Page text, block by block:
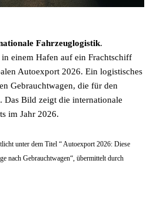
Fahrzeuglogistik.
in einem Hafen auf ein Frachtschiff
Autoexport 2026. Ein logistisches
Gebrauchtwagen, die für den
Das Bild zeigt die internationale
im Jahr 2026.
unter dem Titel “ Autoexport 2026: Diese
nach Gebrauchtwagen“, übermittelt durch